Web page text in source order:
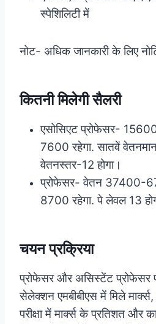
स्पेशिलिटी में
नोट- अधिक जानकारी के लिए
कितनी मिलेगी सैलरी
एसोसिएट प्रोफेसर-
7600 रहेगा. सातवें
वेतनस्तर-12 होगा।
प्रोफेसर- वेतन 37400-
8700 रहेगा. पे लेवल 13
चयन प्रक्रिया
प्रोफेसर और असिस्टेंट प्रोफेसर
सेलेक्शन एमबीबीएस में मिले
परीक्षा में मार्क्स के प्रतिशत और